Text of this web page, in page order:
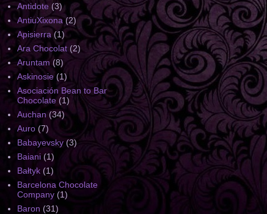
Antidote (3)
AntiuXixona (2)
Apisierra (1)
Ara Chocolat (2)
Aruntam (8)
Askinosie (1)
Asociación Bean to Bar
Chocolate (1)
Auchan (34)
Auro (7)
Babayevsky (3)
Baiani (1)
Bałtyk (1)
Barcelona Chocolate
Company (1)
Baron (31)